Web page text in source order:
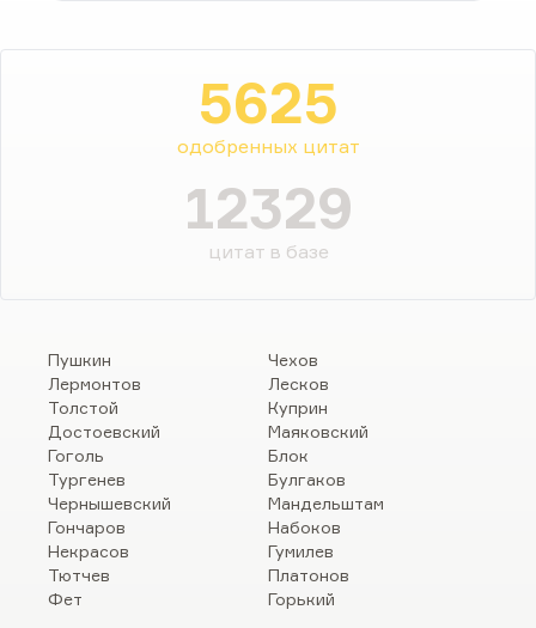
5625
одобренных цитат
12329
цитат в базе
Пушкин
Лермонтов
Толстой
Достоевский
Гоголь
Тургенев
Чернышевский
Гончаров
Некрасов
Тютчев
Фет
Чехов
Лесков
Куприн
Маяковский
Блок
Булгаков
Мандельштам
Набоков
Гумилев
Платонов
Горький